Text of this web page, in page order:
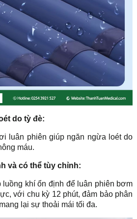
do tỳ đè:
luân phiên giúp ngăn ngừa loét do
máu.
và có thể tùy chỉnh:
luồng khí ổn định để luân phiên bơm
với chu kỳ 12 phút, đảm bảo phân
lại sự thoải mái tối đa.